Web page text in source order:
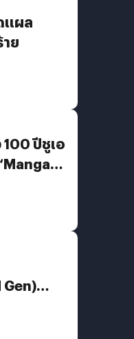
แผล
ย
ปีชูเอ